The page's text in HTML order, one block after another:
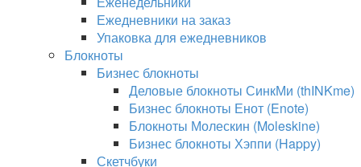
Ежедневники на заказ
Упаковка для ежедневников
Блокноты
Бизнес блокноты
Деловые блокноты СинкМи (thINKme)
Бизнес блокноты Енот (Enote)
Блокноты Молескин (Moleskine)
Бизнес блокноты Хэппи (Happy)
Скетчбуки